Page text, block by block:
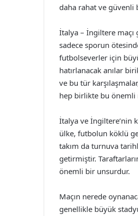
daha rahat ve güvenli
İtalya – İngiltere maçı
sadece sporun
futbolseverler için
hatırlanacak anılar
ve bu tür
hep birlikte bu önemli
İtalya ve İngiltere’nin
ülke, futbolun köklü
takım da turnuva
getirmiştir.
önemli bir unsurdur.
Maçın nerede
genellikle büyük